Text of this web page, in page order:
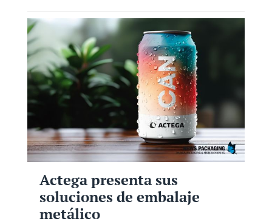
Actega presenta sus
soluciones de embalaje
metálico